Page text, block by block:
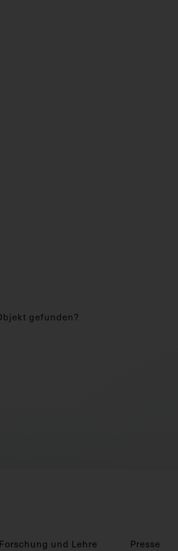
gefunden?
Forschung und Lehre Presse